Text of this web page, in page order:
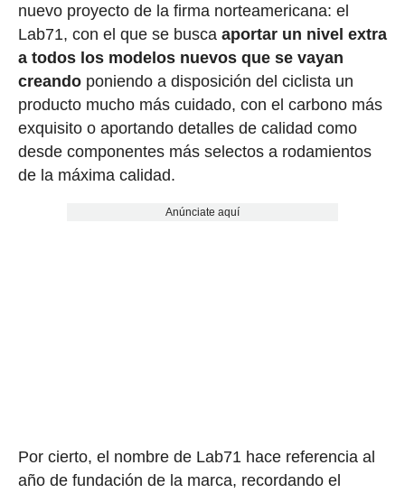
nuevo proyecto de la firma norteamericana: el
Lab71, con el que se busca aportar un nivel extra
a todos los modelos nuevos que se vayan
creandoponiendo a disposición del ciclista un
producto mucho más cuidado, con el carbono más
exquisito o aportando detalles de calidad como
desde componentes más selectos a rodamientos
de la máxima calidad.
Anúnciate aquí
Por cierto, el nombre de Lab71 hace referencia al
año de fundación de la marca, recordando el